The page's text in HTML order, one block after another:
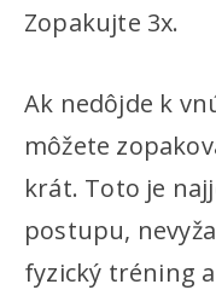
Zopakujte 3x.
Ak nedôjde k
môžete
krát. Toto je
postupu,
fyzický tréning